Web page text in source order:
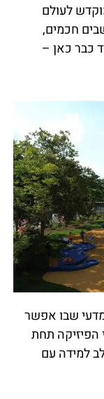
לעולם
חכמים,
כבר כאן –
שבו אפשר
תחת
למידה עם